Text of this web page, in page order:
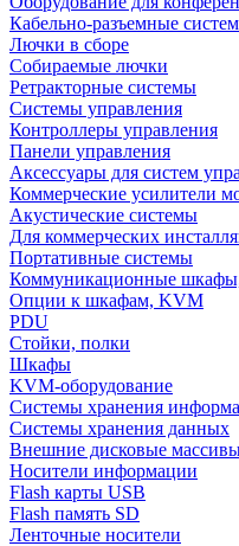
Кабельно-разъемные
Лючки в сборе
Собираемые лючки
Ретракторные системы
Системы управления
Контроллеры управления
Панели управления
Аксессуары для систем
Коммерческие усилители
Акустические системы
Для коммерческих
Портативные системы
Коммуникационные
Опции к шкафам, KVM
PDU
Стойки, полки
Шкафы
KVM-оборудование
Системы хранения
Системы хранения данных
Внешние дисковые
Носители информации
Flash карты USB
Flash память SD
Ленточные носители